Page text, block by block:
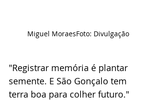
Miguel MoraesFoto: Divulgação
"Registrar memória é plantar
semente. E São Gonçalo tem
terra boa para colher futuro."